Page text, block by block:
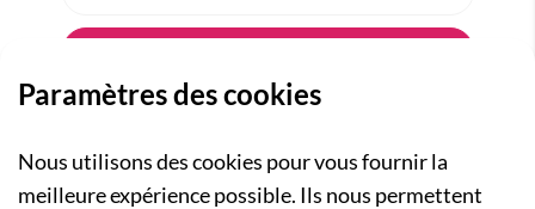
Paramètres des cookies
Nous utilisons des cookies pour vous fournir la
meilleure expérience possible. Ils nous permettent